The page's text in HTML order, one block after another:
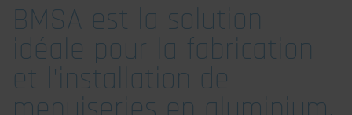
BMSA est la solution
idéale pour la fabrication
et l'installation de